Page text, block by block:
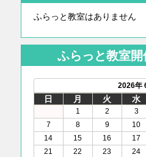
ふらっと教室はありません
ふらっと教室
2026年
日 月 火 水
1 2 3
7
8 9 10
14
15 16 17
21
22 23 24